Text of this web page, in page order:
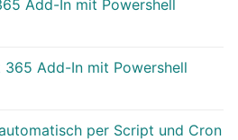
Add-In mit Powershell
Add-In mit Powershell
per Script und Cron